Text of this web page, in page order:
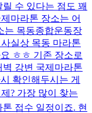
수 있다는 점도 꽤
마라톤 장소는 어
는 목동종합운동장
실상 목동 마라톤
ㅎㅎ 기존 장소로
강변 국제마라톤
확인해두시는 게
? 가장 많이 찾는
접수 일정이죠. 현